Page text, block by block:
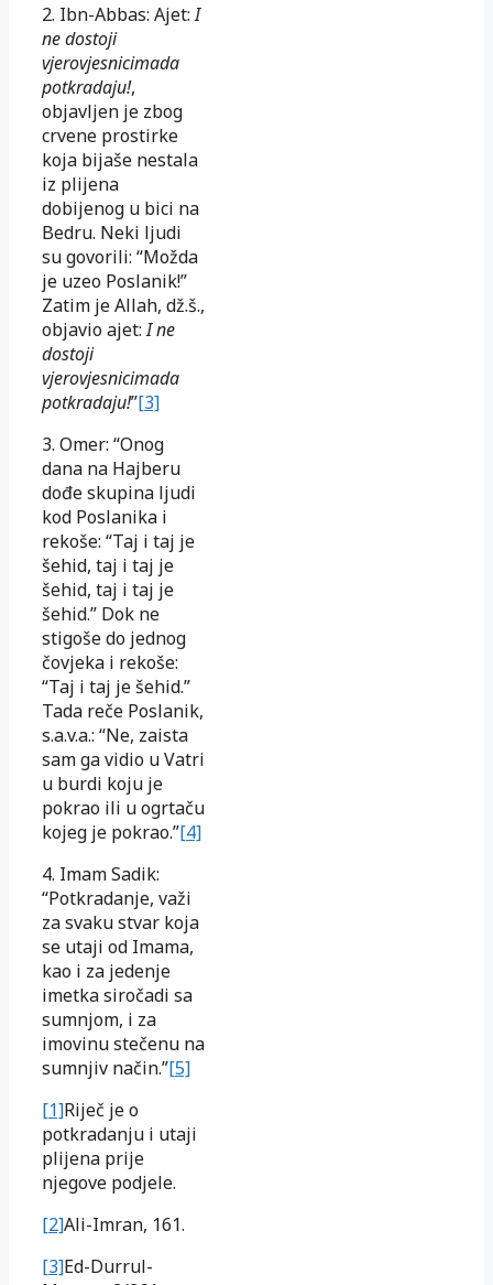
2. Ibn-Abbas: Ajet:I
ne dostoji
vjerovjesnicimada
potkradaju!,
objavljen je zbog
crvene prostirke
koja bijaše nestala
iz plijena
dobijenog u bici na
Bedru. Neki ljudi
su govorili: “Možda
je uzeo Poslanik!”
Zatim je Allah, dž.š.,
objavio ajet:I ne
dostoji
vjerovjesnicimada
potkradaju!”[3]
3. Omer: “Onog
dana na Hajberu
dođe skupina ljudi
kod Poslanika i
rekoše: “Taj i taj je
šehid, taj i taj je
šehid, taj i taj je
šehid.” Dok ne
stigoše do jednog
čovjeka i rekoše:
“Taj i taj je šehid.”
Tada reče Poslanik,
s.a.v.a.: “Ne, zaista
sam ga vidio u Vatri
u burdi koju je
pokrao ili u ogrtaču
kojeg je pokrao.”[4]
4. Imam Sadik:
“Potkradanje, važi
za svaku stvar koja
se utaji od Imama,
kao i za jedenje
imetka siročadi sa
sumnjom, i za
imovinu stečenu na
sumnjiv način.”[5]
[1]Riječ je o
potkradanju i utaji
plijena prije
njegove podjele.
[2]Ali-Imran, 161.
[3]Ed-Durrul-